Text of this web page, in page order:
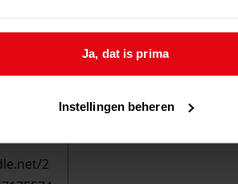
Ja, dat is prima
Instellingen beheren